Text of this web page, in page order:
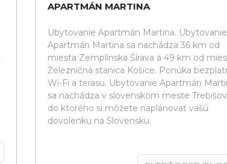
APARTMÁN MARTINA
Ubytovanie Apartmán Martina. Ubytovanie
Apartmán Martina sa nachádza 36 km od
miesta Zemplínska Šírava a 49 km od
Železničná stanica Košice. Ponúka
Wi-Fi a terasu. Ubytovanie Apartmán
sa nachádza v slovenskom meste
do ktorého si môžete naplánovať vašú
dovolenku na Slovensku.